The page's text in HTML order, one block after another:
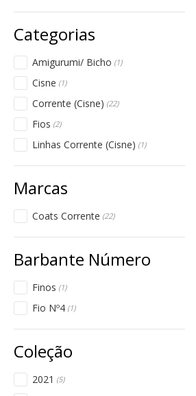
Amigurumi/ Bicho (1)
Cisne (1)
Corrente (Cisne) (22)
Fios (2)
Linhas Corrente (Cisne) (1)
Coats Corrente (22)
Finos (1)
Fio Nº4 (1)
2021 (5)